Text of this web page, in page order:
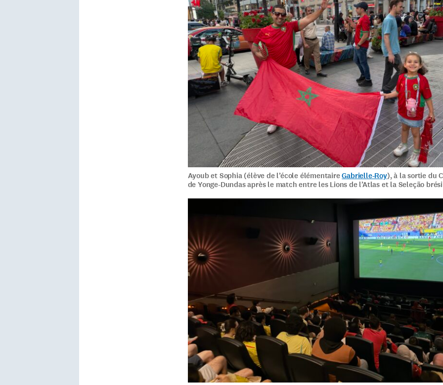
Ayoub et Sophia (élève de l’école élémentaireGabrielle-Roy), à la sortie du
de Yonge-Dundas après le match entre les Lions de l’Atlas et la Seleção